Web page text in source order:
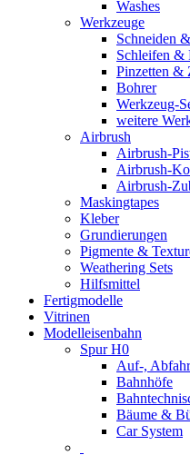
Washes
Werkzeuge
Schneiden
Schleifen &
Pinzetten &
Bohrer
Werkzeug-
weitere
Airbrush
Airbrush-
Airbrush-
Airbrush-
Maskingtapes
Kleber
Grundierungen
Pigmente &
Weathering Sets
Hilfsmittel
Fertigmodelle
Vitrinen
Modelleisenbahn
Spur H0
Auf-,
Bahnhöfe
Bäume &
Car System